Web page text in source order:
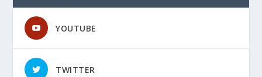
YOUTUBE
TWITTER